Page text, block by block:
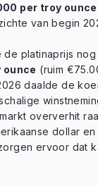
per troy ounce
van begin
de platinaprijs
ounce (ruim
daalde de
oververhit
dollar
ervoor dat